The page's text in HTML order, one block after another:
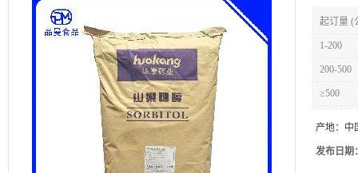
起订量 (
1-200
200-500
≥500
产地： 中
发布日期